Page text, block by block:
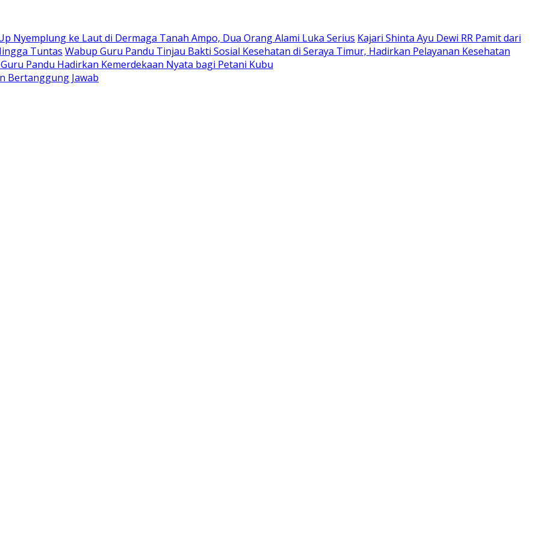
Nyemplung ke Laut di Dermaga Tanah Ampo, Dua Orang Alami Luka Serius Kajari Shinta Ayu Dewi RR Pamit dari
Tuntas Wabup Guru Pandu Tinjau Bakti Sosial Kesehatan di Seraya Timur, Hadirkan Pelayanan Kesehatan
Pandu Hadirkan Kemerdekaan Nyata bagi Petani Kubu